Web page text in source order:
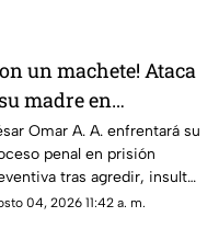
un machete! Ataca
madre en
la amenazó
no despertarlo para
trabajar
Omar A. A. enfrentará su
penal en prisión
tras agredir, insultar
de muerte a su
04, 2026 11:42 a. m.